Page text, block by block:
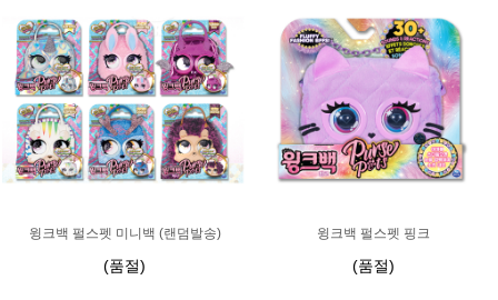
윙크백 펄스펫 미니백 (랜덤발송)
(품절)
윙크백 펄스펫 핑크
(품절)